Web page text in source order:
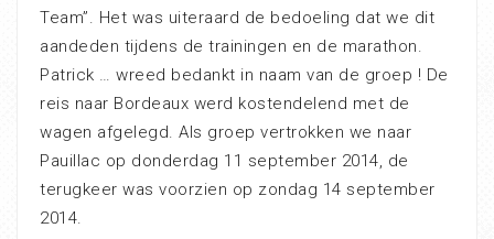
Team”. Het was uiteraard de bedoeling dat we dit
aandeden tijdens de trainingen en de marathon.
Patrick … wreed bedankt in naam van de groep ! De
reis naar Bordeaux werd kostendelend met de
wagen afgelegd. Als groep vertrokken we naar
Pauillac op donderdag 11 september 2014, de
terugkeer was voorzien op zondag 14 september
2014.